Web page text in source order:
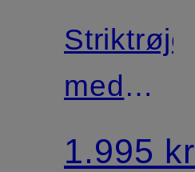
Striktrøje
med
alpaca
1.995 kr